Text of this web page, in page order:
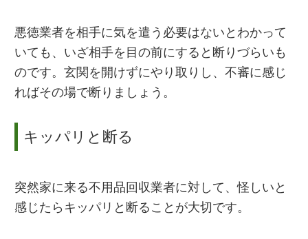
悪徳業者を相手に気を遣う必要はないとわかって
いても、いざ相手を目の前にすると断りづらいも
のです。玄関を開けずにやり取りし、不審に感じ
ればその場で断りましょう。
キッパリと断る
突然家に来る不用品回収業者に対して、怪しいと
感じたらキッパリと断ることが大切です。